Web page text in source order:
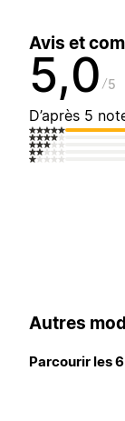
Avis et
5,0 5
D’après 5
Autres
Parcourir les